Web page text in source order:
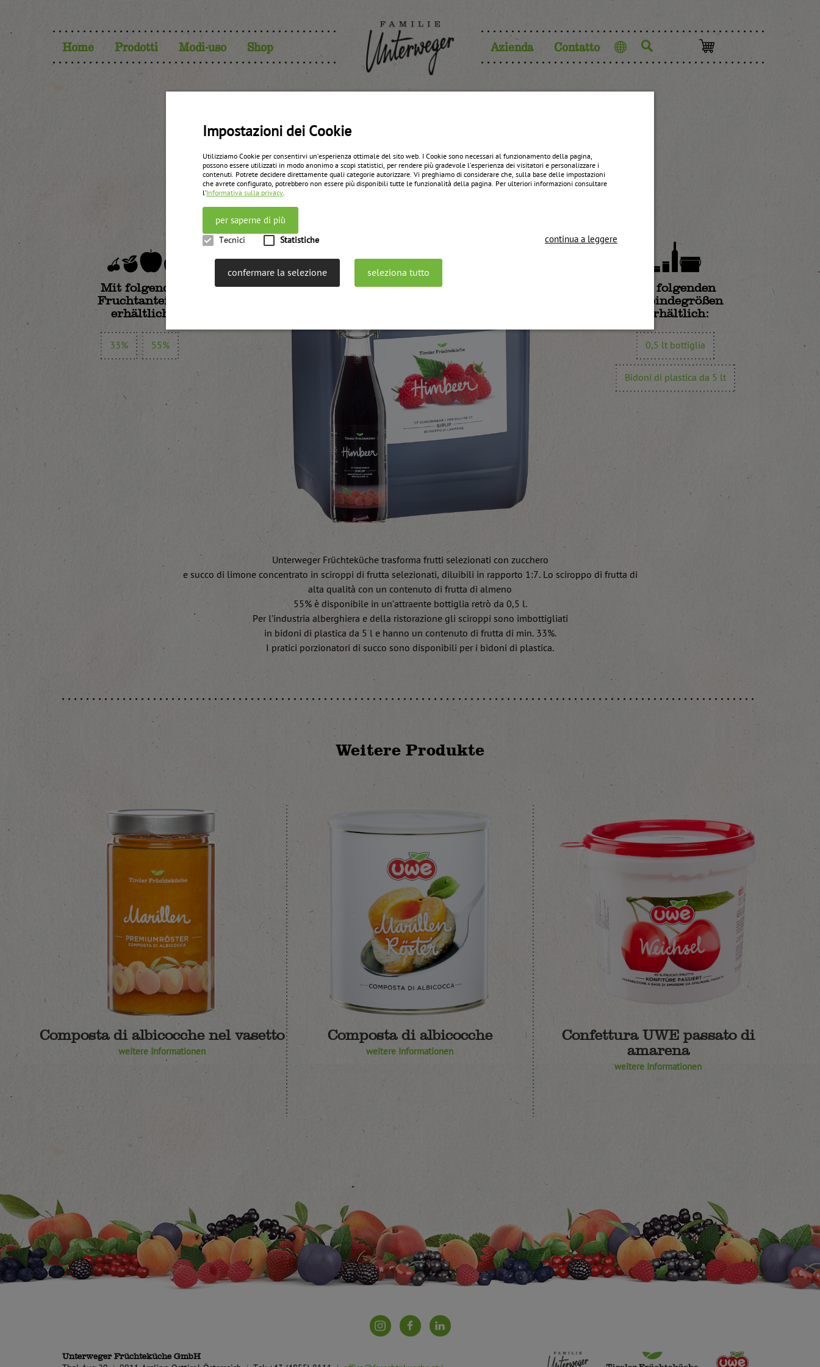
Impostazioni dei Cookie
Utilizziamo Cookie per consentirvi un’esperienza ottimale del sito web. I Cookie sono necessari al funzionamento della pagina,
possono essere utilizzati in modo anonimo a scopi statistici, per rendere più gradevole l’esperienza dei visitatori e personalizzare i
contenuti. Potrete decidere direttamente quali categorie autorizzare. Vi preghiamo di considerare che, sulla base delle impostazioni
che avrete configurato, potrebbero non essere più disponibili tutte le funzionalità della pagina. Per ulteriori informazioni consultare
l’Informativa sulla privacy.
per saperne di più
Tecnici Statistiche continua a leggere
confermare la selezione seleziona tutto
Home Prodotti Modi-uso Shop Azienda Contatto Lingua
Sciroppo di lampone
zurück zur Übersicht
Mit folgenden
Fruchtanteilen
erhältlich:
33% 55%
In folgenden
Gebindegrößen
erhältlich:
0,5 lt bottiglia
Bidoni di plastica da 5 lt
Unterweger Früchteküche trasforma frutti selezionati con zucchero
e succo di limone concentrato in sciroppi di frutta selezionati, diluibili in rapporto 1:7. Lo sciroppo di frutta di
alta qualità con un contenuto di frutta di almeno
55% è disponibile in un’attraente bottiglia retrò da 0,5 l.
Per l’industria alberghiera e della ristorazione gli sciroppi sono imbottigliati
in bidoni di plastica da 5 l e hanno un contenuto di frutta di min. 33%.
I pratici porzionatori di succo sono disponibili per i bidoni di plastica.
Weitere Produkte
Composta di albicocche nel vasetto
weitere Informationen
Composta di albicocche
weitere Informationen
Confettura UWE passato di
amarena
weitere Informationen
Unterweger Früchteküche GmbH